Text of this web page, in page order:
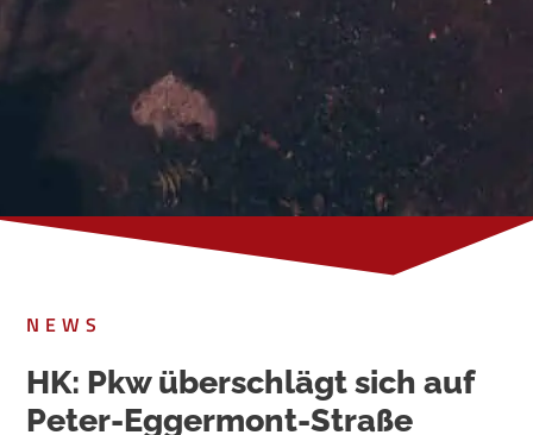
NEWS
HK: Pkw überschlägt sich auf
Peter-Eggermont-Straße